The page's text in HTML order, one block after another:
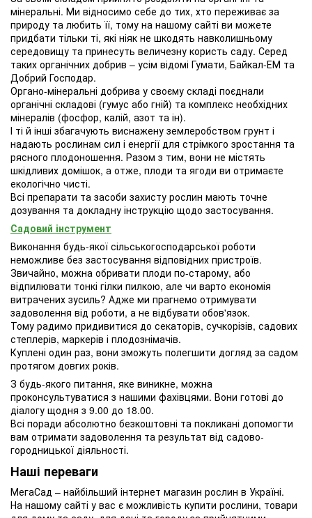
мінеральні. Ми відносимо себе до тих, хто переживає за
природу та любить її, тому на нашому сайті ви можете
придбати тільки ті, які ніяк не шкодять навколишньому
середовищу та принесуть величезну користь саду. Серед
таких органічних добрив – усім відомі Гумати, Байкал-ЕМ та
Добрий Господар.
Органо-мінеральні добрива у своєму складі поєднали
органічні складові (гумус або гній) та комплекс необхідних
мінералів (фосфор, калій, азот та ін).
І ті й інші збагачують виснажену землеробством грунт і
надають рослинам сил і енергії для стрімкого зростання та
рясного плодоношення. Разом з тим, вони не містять
шкідливих домішок, а отже, плоди та ягоди ви отримаєте
екологічно чисті.
Всі препарати та засоби захисту рослин мають точне
дозування та докладну інструкцію щодо застосування.
Садовий інструмент
Виконання будь-якої сільськогосподарської роботи
неможливе без застосування відповідних пристроїв.
Звичайно, можна обривати плоди по-старому, або
відпилювати тонкі гілки пилкою, але чи варто економія
витрачених зусиль? Адже ми прагнемо отримувати
задоволення від роботи, а не відбувати обов'язок.
Тому радимо придивитися до секаторів, сучкорізів, садових
степлерів, маркерів і плодознімачів.
Куплені один раз, вони зможуть полегшити догляд за садом
протягом довгих років.
З будь-якого питання, яке виникне, можна
проконсультуватися з нашими фахівцями. Вони готові до
діалогу щодня з 9.00 до 18.00.
Всі поради абсолютно безкоштовні та покликані допомогти
вам отримати задоволення та результат від садово-
городницької діяльності.
Наші переваги
МегаСад – найбільший інтернет магазин рослин в Україні.
На нашому сайті у вас є можливість купити рослини, товари